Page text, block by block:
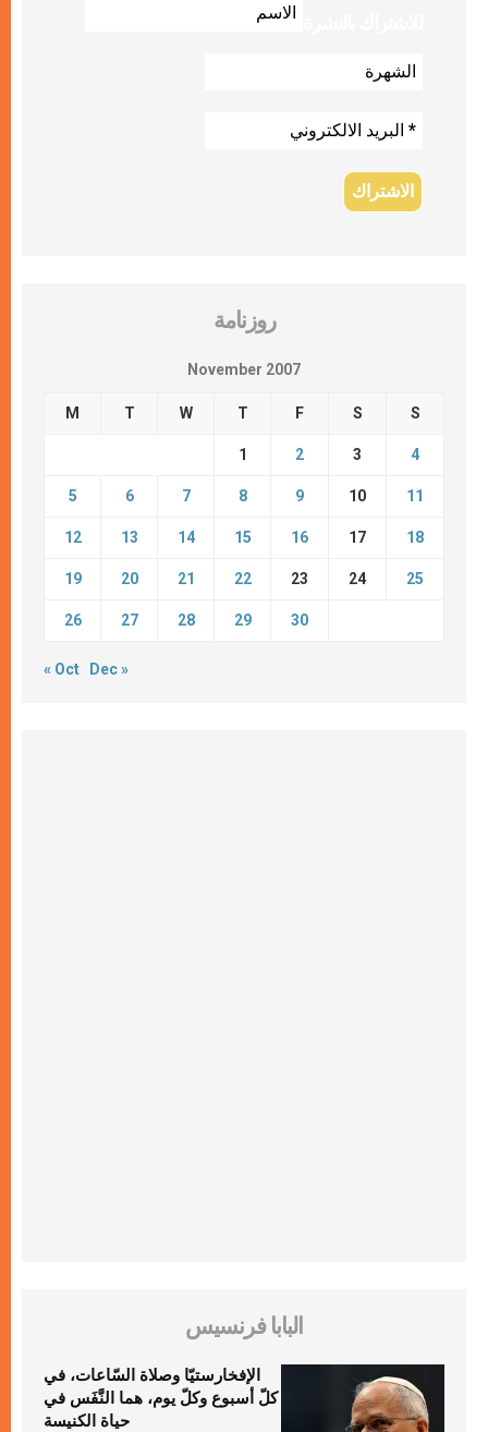
روزنامة
November 2007
M T W T F S S
1 2 3 4
5 6 7 8 9 10 11
12 13 14 15 16 17 18
19 20 21 22 23 24 25
26 27 28 29 30
« Oct Dec »
البابا فرنسيس
الإفخارستيّا وصلاة السّاعات، في
كلّ أسبوع وكلّ يوم، هما النَّفَس في
حياة الكنيسة